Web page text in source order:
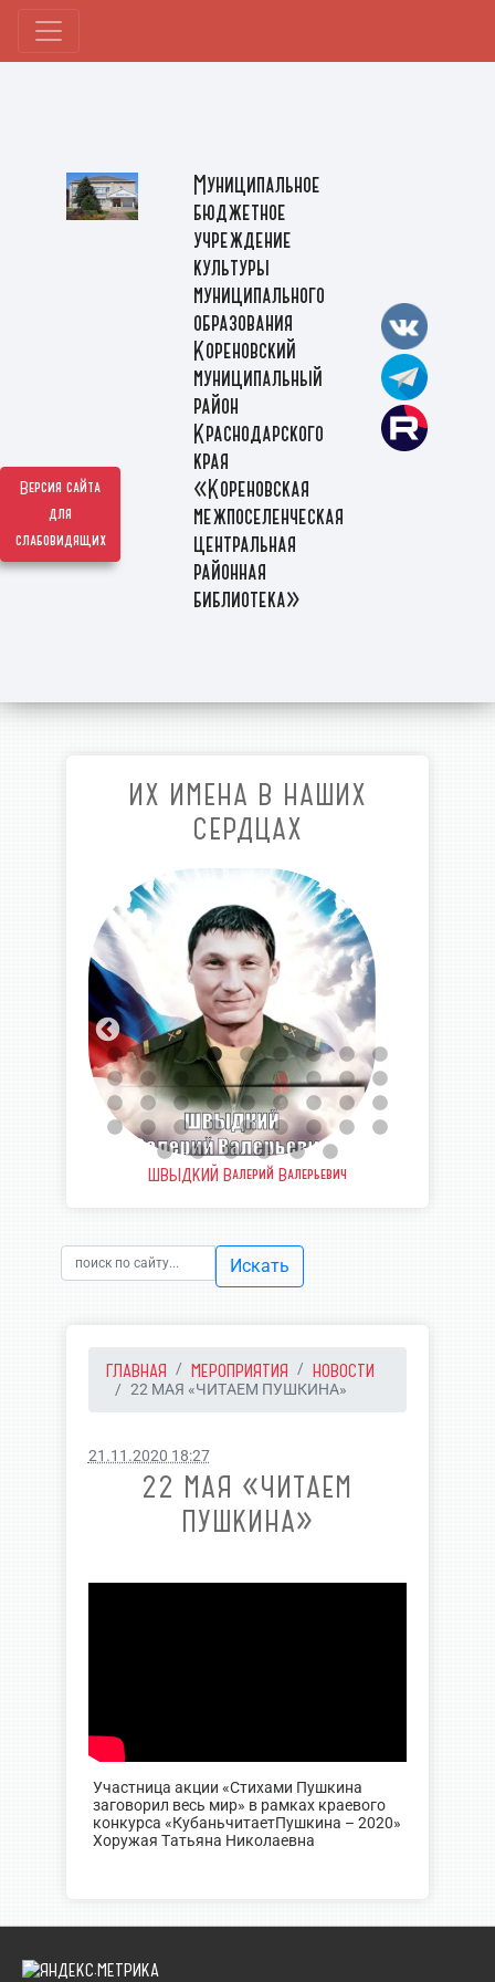
Версия сайта
для
слабовидящих
Муниципальное
бюджетное
учреждение
культуры
муниципального
образования
Кореновский
муниципальный
район
Краснодарского
края
«Кореновская
межпоселенческая
центральная
районная
библиотека»
ИХ ИМЕНА В НАШИХ
СЕРДЦАХ
ШВЫДКИЙ Валерий Валерьевич
Искать
ГЛАВНАЯ МЕРОПРИЯТИЯ НОВОСТИ
22 МАЯ «ЧИТАЕМ ПУШКИНА»
21.11.2020 18:27
22 МАЯ «ЧИТАЕМ
ПУШКИНА»
Участница акции «Стихами Пушкина
заговорил весь мир» в рамках краевого
конкурса «КубаньчитаетПушкина – 2020»
Хоружая Татьяна Николаевна